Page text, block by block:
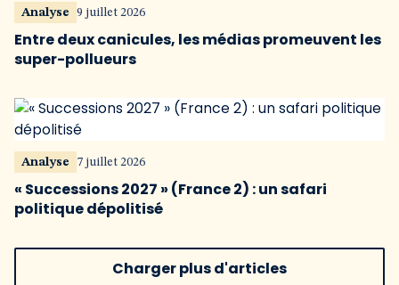
Analyse 9 juillet 2026
Entre deux canicules, les médias promeuvent les
super-pollueurs
Analyse 7 juillet 2026
« Successions 2027 » (France 2) : un safari
politique dépolitisé
Charger plus d'articles